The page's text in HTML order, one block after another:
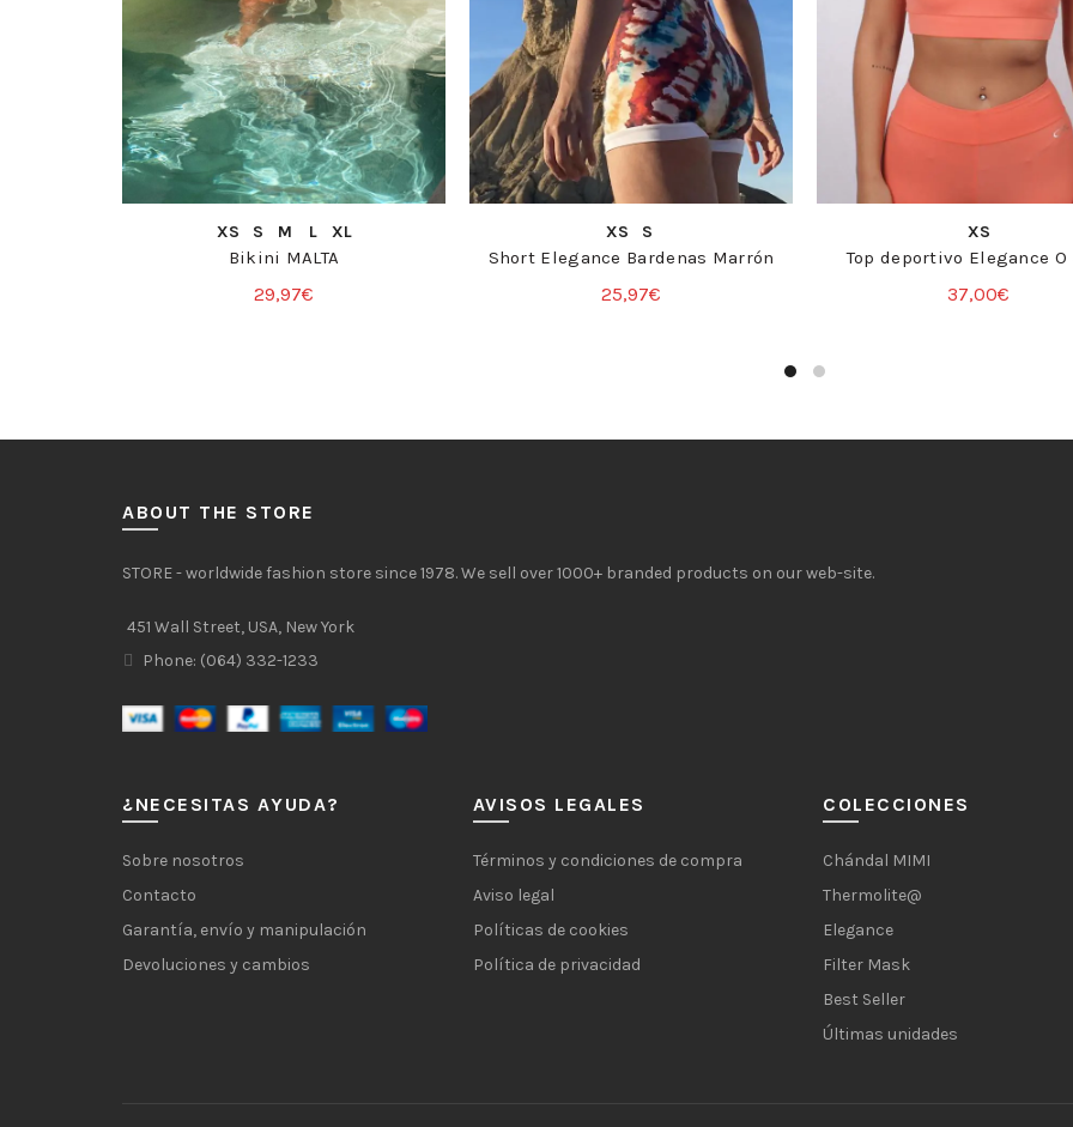
COMPRA RÁPIDA
XS S M L XL
Bikini MALTA
29,97€
COMPRA RÁPIDA
XS S
Short Elegance Bardenas Marrón
25,97€
COMPRA RÁPIDA
XS
Top deportivo Elegance O
37,00€
ABOUT THE STORE
STORE - worldwide fashion store since 1978. We sell over 1000+ branded products on our web-site.
451 Wall Street, USA, New York
Phone: (064) 332-1233
¿NECESITAS AYUDA?
Sobre nosotros
Contacto
Garantía, envío y manipulación
Devoluciones y cambios
AVISOS LEGALES
Términos y condiciones de compra
Aviso legal
Políticas de cookies
Política de privacidad
COLECCIONES
Chándal MIMI
Thermolite@
Elegance
Filter Mask
Best Seller
Últimas unidades